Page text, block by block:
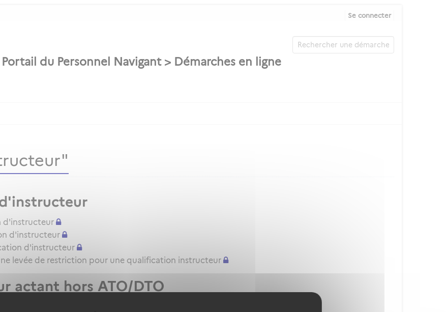
Se connecter
d'instructeur
d'instructeur
d'instructeur
levée de restriction pour une qualification instructeur
actant hors ATO/DTO
pour l'attestation de formation pratique QC/QT